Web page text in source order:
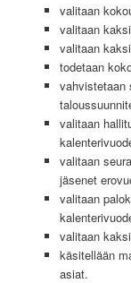
valitaan
valitaan
valitaan
todetaan
vahvistetaan
valitaan
valitaan
jäsenet
valitaan
valitaan
käsitellään
asiat.